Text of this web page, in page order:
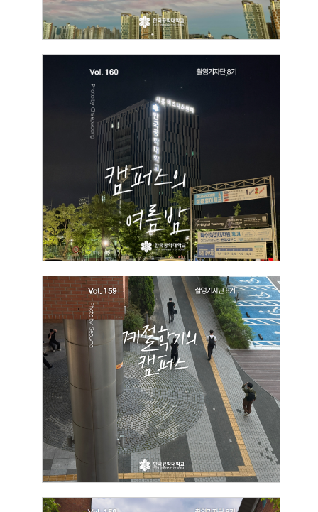
[촬영기자단]
캠퍼스의 여름밤
2026.06.30 황채웅
[촬영기자단] 계절학기의 캠퍼스
2026.06.30 김서영